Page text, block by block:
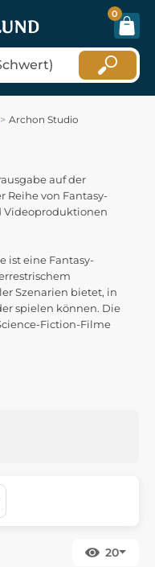
0
Archon Studio
auf der
Reihe von Fantasy-
Videoproduktionen
ist eine Fantasy-
Szenarien bietet, in
spielen können. Die
Fiction-Filme
20